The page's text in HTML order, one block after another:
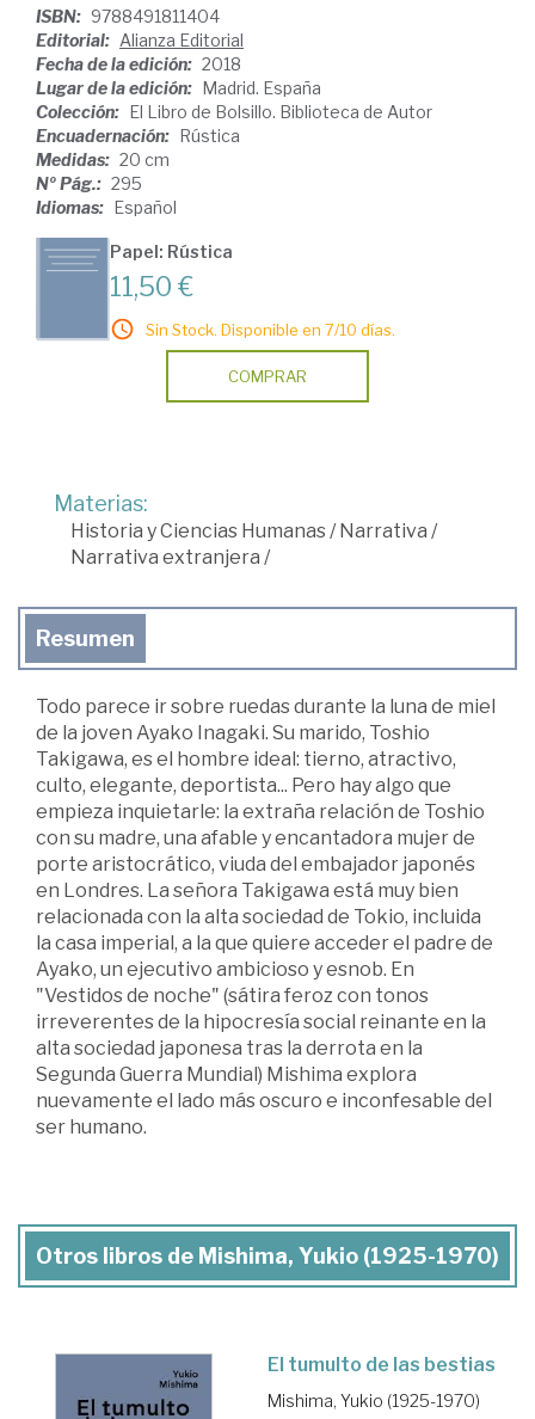
ISBN: 9788491811404
Editorial: Alianza Editorial
Fecha de la edición: 2018
Lugar de la edición: Madrid. España
Colección: El Libro de Bolsillo. Biblioteca de Autor
Encuadernación: Rústica
Medidas: 20 cm
Nº Pág.: 295
Idiomas: Español
Papel: Rústica
11,50 €
Sin Stock. Disponible en 7/10 días.
COMPRAR
Materias:
Historia y Ciencias Humanas/Narrativa /
Narrativa extranjera /
Resumen
Todo parece ir sobre ruedas durante la luna de miel
de la joven Ayako Inagaki. Su marido, Toshio
Takigawa, es el hombre ideal: tierno, atractivo,
culto, elegante, deportista... Pero hay algo que
empieza inquietarle: la extraña relación de Toshio
con su madre, una afable y encantadora mujer de
porte aristocrático, viuda del embajador japonés
en Londres. La señora Takigawa está muy bien
relacionada con la alta sociedad de Tokio, incluida
la casa imperial, a la que quiere acceder el padre de
Ayako, un ejecutivo ambicioso y esnob. En
"Vestidos de noche" (sátira feroz con tonos
irreverentes de la hipocresía social reinante en la
alta sociedad japonesa tras la derrota en la
Segunda Guerra Mundial) Mishima explora
nuevamente el lado más oscuro e inconfesable del
ser humano.
Otros libros de Mishima, Yukio (1925-1970)
El tumulto de las bestias
Mishima, Yukio (1925-1970)